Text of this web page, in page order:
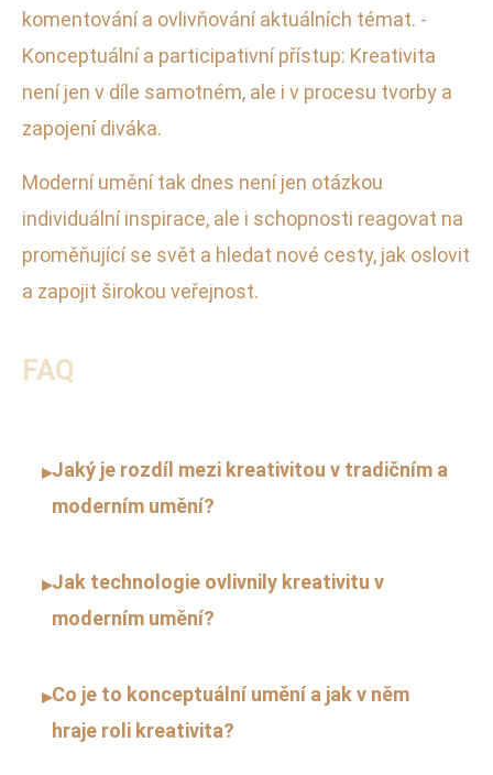
komentování a ovlivňování aktuálních témat. -
Konceptuální a participativní přístup: Kreativita
není jen v díle samotném, ale i v procesu tvorby a
zapojení diváka.
Moderní umění tak dnes není jen otázkou
individuální inspirace, ale i schopnosti reagovat na
proměňující se svět a hledat nové cesty, jak oslovit
a zapojit širokou veřejnost.
FAQ
▸Jaký je rozdíl mezi kreativitou v tradičním a
moderním umění?
▸Jak technologie ovlivnily kreativitu v
moderním umění?
▸Co je to konceptuální umění a jak v něm
hraje roli kreativita?